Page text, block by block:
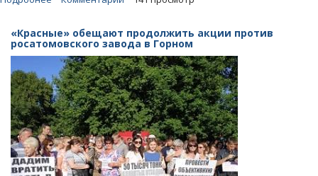
заводе
в
Горном
его
«собратьях»
будут
перерабатывать
350
видов
ядовитых
«Красные» обещают продолжить акции против
росатомовского завода в Горном